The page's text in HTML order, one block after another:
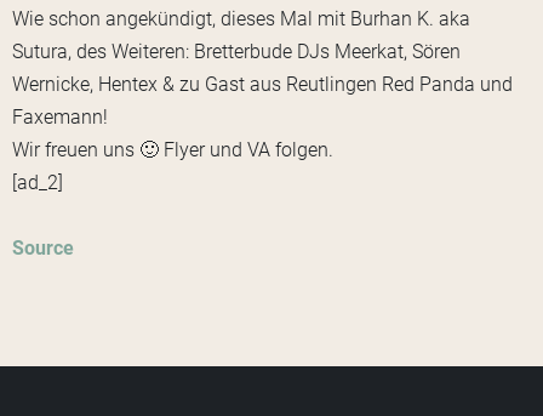
Wie schon angekündigt, dieses Mal mit Burhan K. aka
Sutura, des Weiteren: Bretterbude DJs Meerkat, Sören
Wernicke, Hentex & zu Gast aus Reutlingen Red Panda und
Faxemann!
Wir freuen uns 🙂 Flyer und VA folgen.
[ad_2]
Source